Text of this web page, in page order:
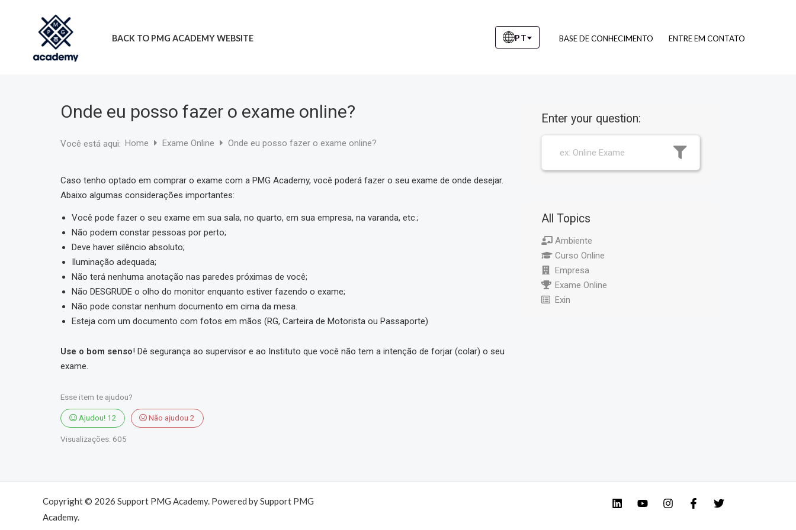
conteúdo
BACK TO PMG ACADEMY WEBSITE PT BASE DE CONHECIMENTO ENTRE EM CONTATO
Onde eu posso fazer o exame online?
Você está aqui: Home Exame Online Onde eu posso fazer o exame online?
Caso tenho optado em comprar o exame com a PMG Academy, você poderá fazer o seu exame de onde desejar.
Abaixo algumas considerações importantes:
Você pode fazer o seu exame em sua sala, no quarto, em sua empresa, na varanda, etc.;
Não podem constar pessoas por perto;
Deve haver silêncio absoluto;
Iluminação adequada;
Não terá nenhuma anotação nas paredes próximas de você;
Não DESGRUDE o olho do monitor enquanto estiver fazendo o exame;
Não pode constar nenhum documento em cima da mesa.
Esteja com um documento com fotos em mãos (RG, Carteira de Motorista ou Passaporte)
Use o bom senso! Dê segurança ao supervisor e ao Instituto que você não tem a intenção de forjar (colar) o seu
exame.
Esse item te ajudou?
Ajudou! 12 Não ajudou2
Visualizações: 605
Enter your question:
All Topics
Ambiente
Curso Online
Empresa
Exame Online
Exin
Copyright © 2026 Support PMG Academy. Powered by Support PMG
Academy.